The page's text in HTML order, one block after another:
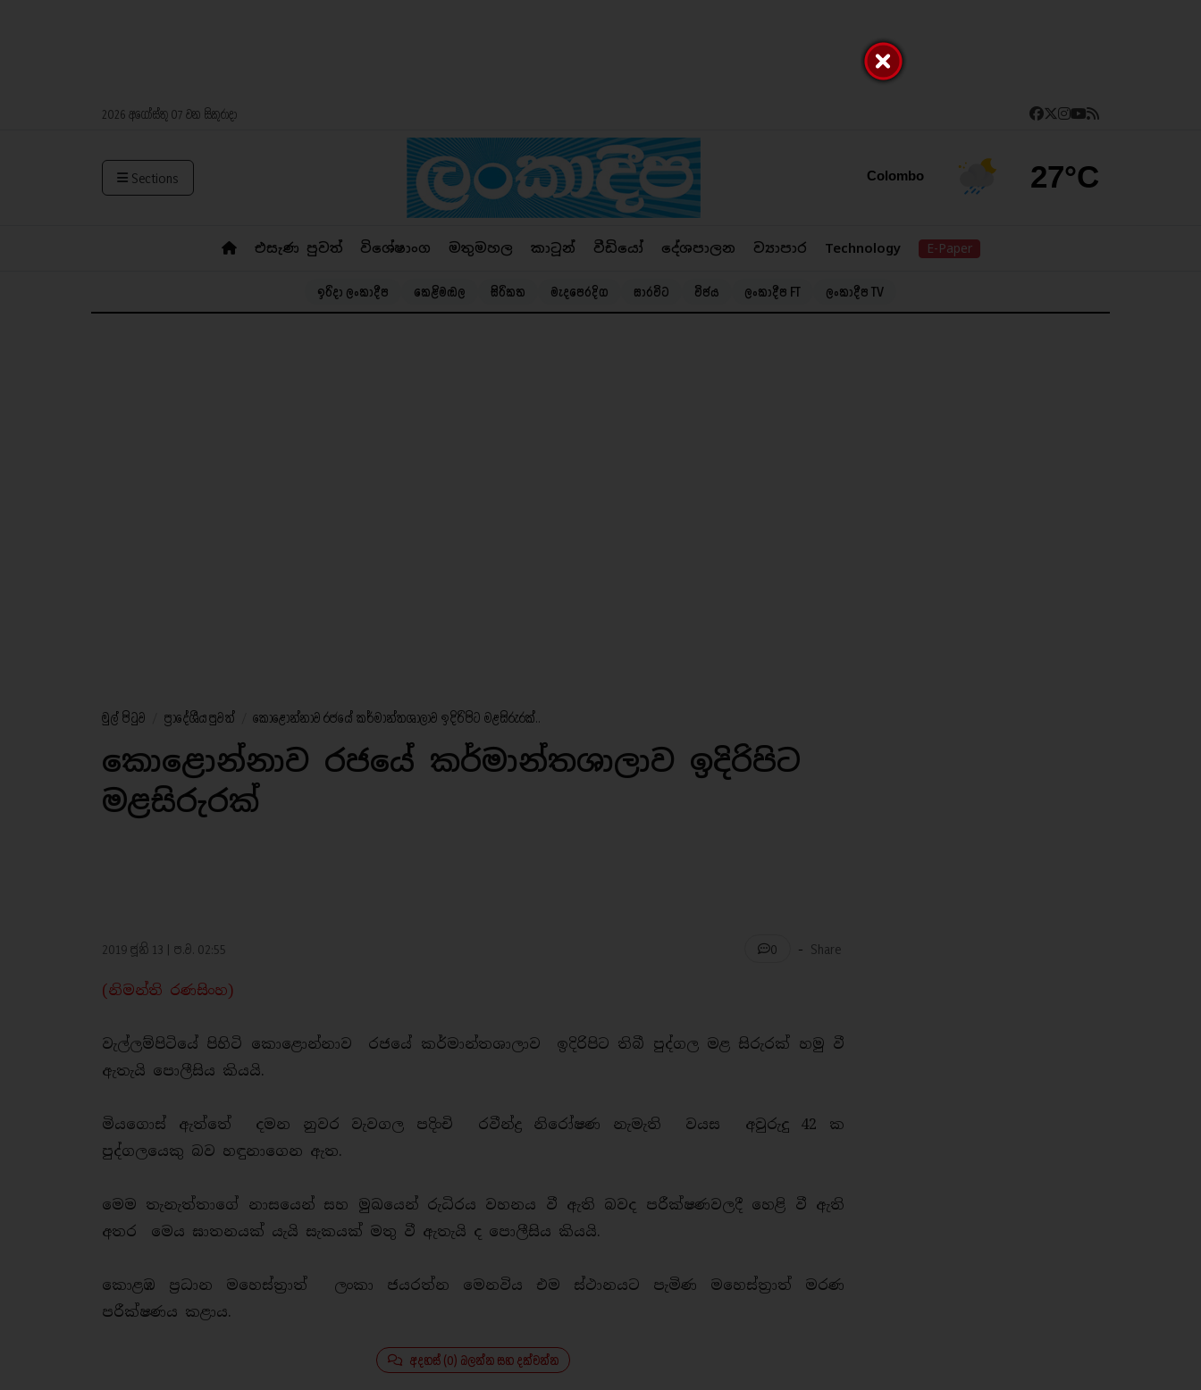
2026 අගෝස්තු 07 වන සිකුරාදා
Sections Colombo 27°C
එසැණ පුවත් විශේෂාංග මතුමහල කාටූන් වීඩියෝ දේශපාලන ව්‍යාපාර Technology E-Paper
ඉරිදා ලංකාදීප කෙළිමඬල සිරිකත මැදපෙරදිග සාරවිට විජය ලංකාදීප FT ලංකාදීප TV
මුල් පිටුව ප්‍රාදේශීය පුවත් කොළොන්නාව රජයේ කර්මාන්තශාලාව ඉදිරිපිට මළසිරුරක්..
කොළොන්නාව රජයේ කර්මාන්තශාලාව ඉදිරිපිට
මළසිරුරක්
2019 ජූනි 13 | ප.ව. 02:55 0 - Share
(නිමන්ති රණසිංහ)
වැල්ලම්පිටියේ පිහිටි කොළොන්නාව රජයේ කර්මාන්තශාලාව ඉදිරිපිට තිබී පුද්ගල මළ සිරුරක් හමු වී
ඇතැයි පොලීසිය කියයි.
මියගොස් ඇත්තේ දමන නුවර වැවගල පදිංචි රවීන්ද්‍ර නිරෝෂණ නැමැති වයස අවුරුදු 42 ක
පුද්ගලයෙකු බව හඳුනාගෙන ඇත.
මෙම තැනැත්තාගේ නාසයෙන් සහ මුඛයෙන් රුධිරය වහනය වී ඇති බවද පරීක්ෂණවලදී හෙළි වී ඇති
අතර මෙය ඝාතනයක් යැයි සැකයක් මතු වී ඇතැයි ද පොලීසිය කියයි.
කොළඹ ප්‍රධාන මහෙස්ත්‍රාත් ලංකා ජයරත්න මෙනවිය එම ස්ථානයට පැමිණ මහෙස්ත්‍රාත් මරණ
පරීක්ෂණය කළාය.
අදහස් (0) බලන්න සහ දක්වන්න